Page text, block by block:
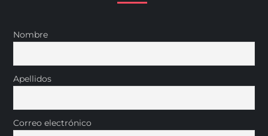
Nombre
Apellidos
Correo electrónico